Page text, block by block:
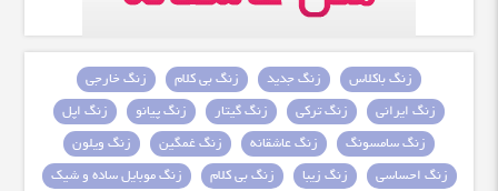
زنگ باکلاس زنگ جدید زنگ بی کلام
زنگ خارجی
زنگ ایرانی
زنگ ترکی زنگ گیتار زنگ پیانو
زنگ اپل
زنگ سامسونگ
زنگ عاشقانه زنگ غمگین
زنگ ویلون
زنگ احساسی
زنگ زیبا زنگ بی کلام
زنگ موبایل ساده و شیک